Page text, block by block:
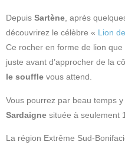
Depuis Sartène, après
découvrirez le célèbre « Lion
Ce rocher en forme de lion
juste avant d’approcher de la
le souffle vous attend.
Vous pourrez par beau temps
Sardaigne située à seulement
La région Extrême Sud-